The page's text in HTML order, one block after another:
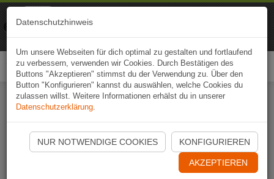
Naviki App jetzt öffnen
Datenschutzhinweis
Um unsere Webseiten für dich optimal zu gestalten und fortlaufend
zu verbessern, verwenden wir Cookies. Durch Bestätigen des
Buttons "Akzeptieren" stimmst du der Verwendung zu. Über den
Button "Konfigurieren" kannst du auswählen, welche Cookies du
zulassen willst. Weitere Informationen erhälst du in unserer
Datenschutzerklärung.
NUR NOTWENDIGE COOKIES KONFIGURIEREN
AKZEPTIEREN
Naviki